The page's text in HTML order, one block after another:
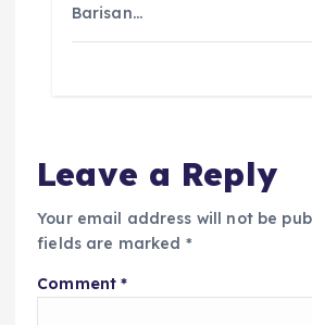
Barisan…
Leave a Reply
Your email address will not be
fields are marked *
Comment*